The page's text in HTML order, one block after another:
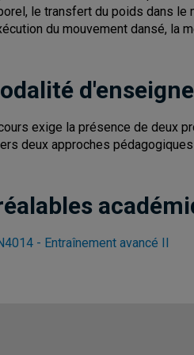
le transfert du poids dans le
du mouvement dansé, la
exige la présence de deux
deux approches
- Entraînement avancé II